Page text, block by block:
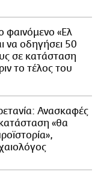
φαινόμενο «Ελ
να οδηγήσει 50
σε κατάσταση
το τέλος του
Ανασκαφές
«θα